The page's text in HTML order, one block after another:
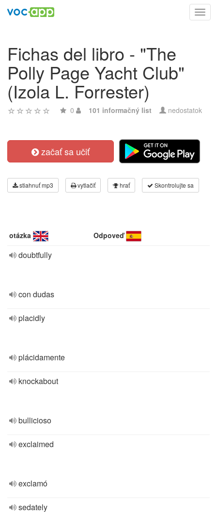
Fichas del libro - "The
Polly Page Yacht Club"
(Izola L. Forrester)
0 101 informačný list nedostatok
začať sa učiť
stiahnuť mp3 vytlačiť hrať Skontrolujte sa
otázka Odpoveď
doubtfully
con dudas
placidly
plácidamente
knockabout
bullicioso
exclaimed
exclamó
sedately